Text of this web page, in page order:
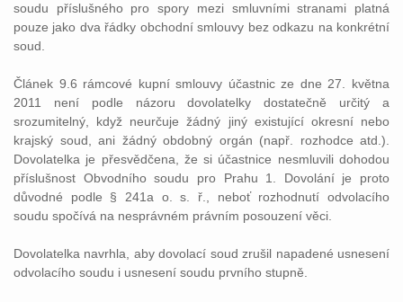
soudu příslušného pro spory mezi smluvními stranami platná
pouze jako dva řádky obchodní smlouvy bez odkazu na konkrétní
soud.
Článek 9.6 rámcové kupní smlouvy účastnic ze dne 27. května
2011 není podle názoru dovolatelky dostatečně určitý a
srozumitelný, když neurčuje žádný jiný existující okresní nebo
krajský soud, ani žádný obdobný orgán (např. rozhodce atd.).
Dovolatelka je přesvědčena, že si účastnice nesmluvili dohodou
příslušnost Obvodního soudu pro Prahu 1. Dovolání je proto
důvodné podle § 241a o. s. ř., neboť rozhodnutí odvolacího
soudu spočívá na nesprávném právním posouzení věci.
Dovolatelka navrhla, aby dovolací soud zrušil napadené usnesení
odvolacího soudu i usnesení soudu prvního stupně.